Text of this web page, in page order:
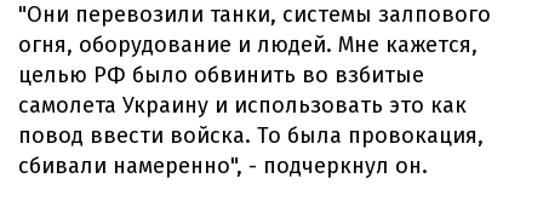
"Они перевозили танки, системы залпового
огня, оборудование и людей. Мне кажется,
целью РФ было обвинить во взбитые
самолета Украину и использовать это как
повод ввести войска. То была провокация,
сбивали намеренно", - подчеркнул он.